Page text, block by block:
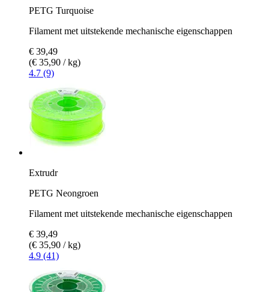
PETG Turquoise
Filament met uitstekende mechanische eigenschappen
€ 39,49
(€ 35,90 / kg)
4.7 (9)
Extrudr
PETG Neongroen
Filament met uitstekende mechanische eigenschappen
€ 39,49
(€ 35,90 / kg)
4.9 (41)